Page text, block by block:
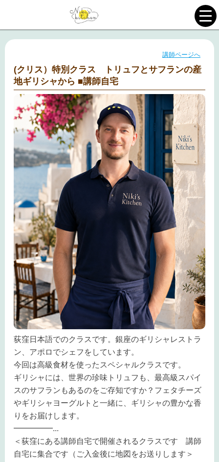
講師ページへ
(クリス）特別クラス トリュフとサフランの産
地ギリシャから ■講師自宅
荻窪日本語でのクラスです。銀座のギリシャレストラ
ン、アポロでシェフをしています。
今回は高級食材を使ったスペシャルクラスです。
ギリシャには、世界の珍味トリュフも、最高級スパイ
スのサフランもあるのをご存知ですか？フェタチーズ
やギリシャヨーグルトと一緒に、ギリシャの豊かな香
りをお届けします。
━━━━━...
＜荻窪にある講師自宅で開催されるクラスです 講師
自宅に集合です（ご入金後に地図をお送りします＞